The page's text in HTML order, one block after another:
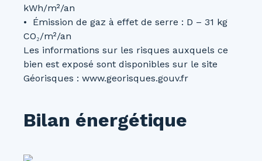
kWh/m²/an
Émission de gaz à effet de serre : D – 31 kg
CO₂/m²/an
Les informations sur les risques auxquels ce
bien est exposé sont disponibles sur le site
Géorisques : www.georisques.gouv.fr
Bilan énergétique